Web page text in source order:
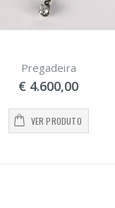
Pregadeira
€ 4.600,00
VER PRODUTO